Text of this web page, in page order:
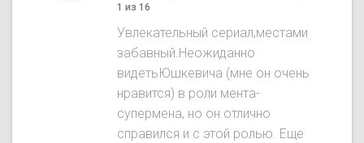
1 из 16
Увлекательный сериал,местами
забавный.Неожиданно
видетьЮшкевича (мне он очень
нравится) в роли мента-
супермена, но он отлично
справился и с этой ролью. Еще